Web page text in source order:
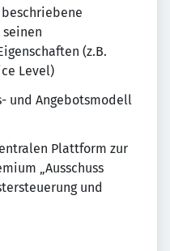
(z.B.
Level)
und Angebotsmodell
Plattform zur
„Ausschuss
und